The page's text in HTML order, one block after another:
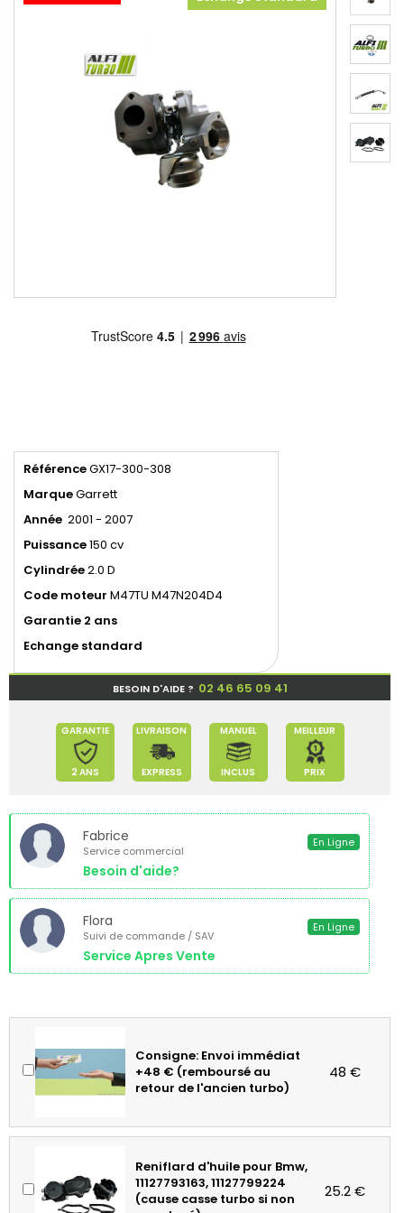
RéférenceGX17-300-308
MarqueGarrett
Année 2001 - 2007
Puissance150 cv
Cylindrée2.0 D
Code moteur M47TU M47N204D4
Garantie 2 ans
Echange standard
BESOIN D'AIDE ? 02 46 65 09 41
GARANTIE
2 ANS
LIVRAISON
EXPRESS
MANUEL
INCLUS
MEILLEUR
PRIX
Fabrice
Service commercial
Besoin d'aide?
En Ligne
Flora
Suivi de commande / SAV
Service Apres Vente
En Ligne
Consigne: Envoi immédiat
+48 € (remboursé au
retour de l'ancien turbo)
48 €
Reniflard d'huile pour Bmw,
11127793163, 11127799224
(cause casse turbo si non
25.2 €